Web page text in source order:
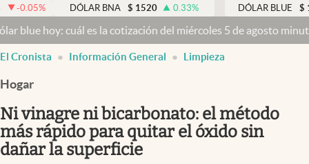
México
Economía y Política
Finanzas y Mercados
Mercados Online
Negocios
Columnistas
Otras secciones
DÓLAR BNA $ 1520 0.33% DÓLAR BLUE $ 1540 -
cuál es la cotización del miércoles 5 de agosto minuto a minuto
El Cronista Información General Limpieza
Hogar
Ni vinagre ni bicarbonato: el método
más rápido para quitar el óxido sin
dañar la superficie